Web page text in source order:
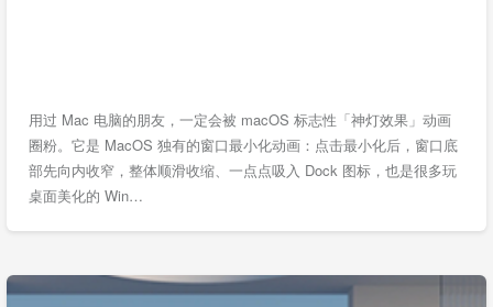
用过 Mac 电脑的朋友，一定会被 macOS 标志性「神灯效果」动画
圈粉。它是 MacOS 独有的窗口最小化动画：点击最小化后，窗口底
部先向内收窄，整体顺滑收缩、一点点吸入 Dock 图标，也是很多玩
桌面美化的 Win…